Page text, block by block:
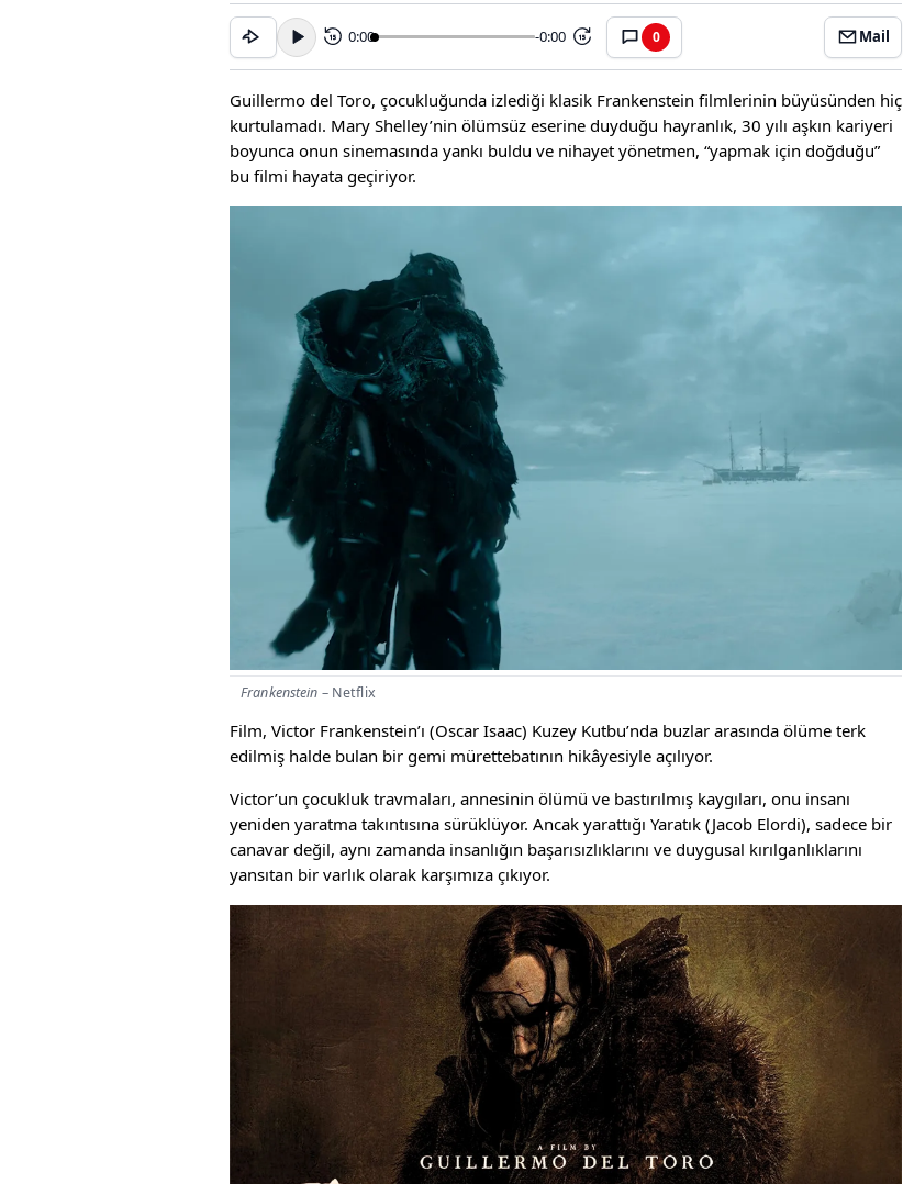
15 0:00 -0:00 15 0 Mail
Guillermo del Toro, çocukluğunda izlediği klasik Frankenstein filmlerinin büyüsünden hiç
kurtulamadı. Mary Shelley’nin ölümsüz eserine duyduğu hayranlık, 30 yılı aşkın kariyeri
boyunca onun sinemasında yankı buldu ve nihayet yönetmen, “yapmak için doğduğu”
bu filmi hayata geçiriyor.
Frankenstein – Netflix
Film, Victor Frankenstein’ı (Oscar Isaac) Kuzey Kutbu’nda buzlar arasında ölüme terk
edilmiş halde bulan bir gemi mürettebatının hikâyesiyle açılıyor.
Victor’un çocukluk travmaları, annesinin ölümü ve bastırılmış kaygıları, onu insanı
yeniden yaratma takıntısına sürüklüyor. Ancak yarattığı Yaratık (Jacob Elordi), sadece bir
canavar değil, aynı zamanda insanlığın başarısızlıklarını ve duygusal kırılganlıklarını
yansıtan bir varlık olarak karşımıza çıkıyor.